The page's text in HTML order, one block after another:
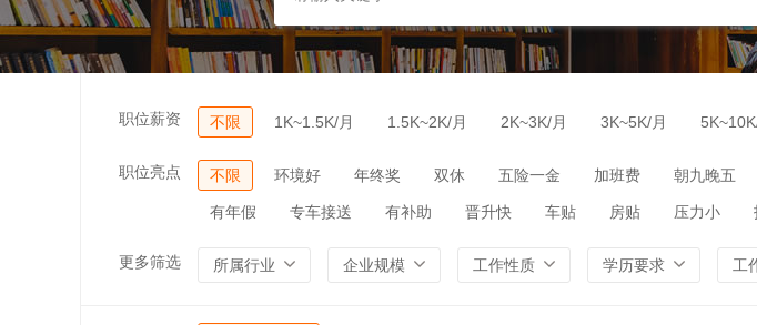
职位薪资 不限 1K~1.5K/月 1.5K~2K/月 2K~3K/月 3K~5K/月
职位亮点 不限 环境好 年终奖 双休 五险一金 加班费 朝九晚五
有年假 专车接送 有补助 晋升快 车贴 房贴 压力小
更多筛选 所属行业 企业规模 工作性质 学历要求 工